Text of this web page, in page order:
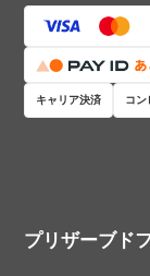
キャリア決済 コ
プリザーブド